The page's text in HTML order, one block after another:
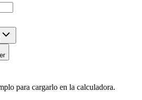
para cargarlo en la calculadora.